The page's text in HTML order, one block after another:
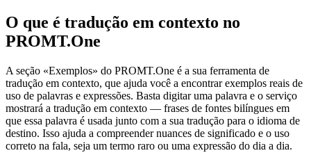
O que é tradução em contexto no
PROMT.One
A seção «Exemplos» do PROMT.One é a sua ferramenta de
tradução em contexto, que ajuda você a encontrar exemplos reais de
uso de palavras e expressões. Basta digitar uma palavra e o serviço
mostrará a tradução em contexto — frases de fontes bilíngues em
que essa palavra é usada junto com a sua tradução para o idioma de
destino. Isso ajuda a compreender nuances de significado e o uso
correto na fala, seja um termo raro ou uma expressão do dia a dia.